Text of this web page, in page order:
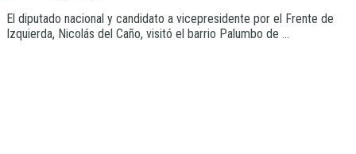
El diputado nacional y candidato a vicepresidente por el Frente de
Izquierda, Nicolás del Caño, visitó el barrio Palumbo de ...